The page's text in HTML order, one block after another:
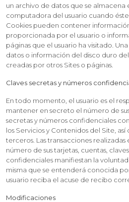
un archivo de datos que se almacena
computadora del usuario cuando
Cookies pueden contener
proporcionada por el usuario o
páginas que el usuario ha visitado.
datos o información del disco duro
creadas por otros Sites o páginas.
Claves secretas y números
En todo momento, el usuario es el
mantener en secreto el número de
secretas y números confidenciales
los Servicios y Contenidos del Site, así
terceros. Las transacciones realizadas
número de sus tarjetas, cuentas,
confidenciales manifiestan la
misma que se entenderá conocida
usuario reciba el acuse de recibo
Modificaciones